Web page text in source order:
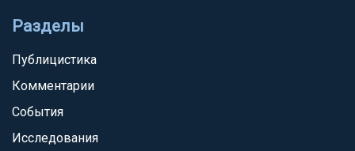
Разделы
Публицистика
Комментарии
События
Исследования